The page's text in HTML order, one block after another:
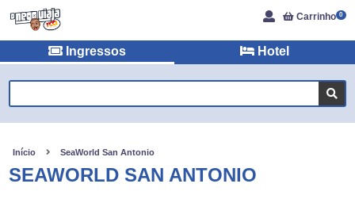
Carrinho 0
Ingressos Hotel
Início SeaWorld San Antonio
SEAWORLD SAN ANTONIO